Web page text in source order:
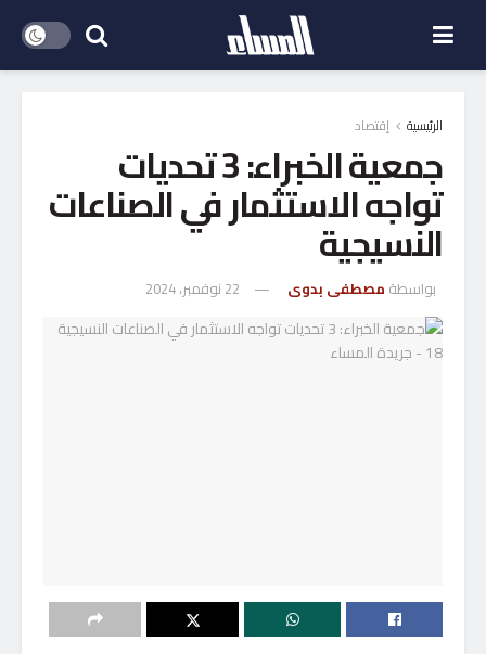
الرئيسية إقتصاد
جمعية الخبراء: 3 تحديات
تواجه الاستثمار في الصناعات
النسيجية
بواسطة مصطفى بدوى 22 نوفمبر، 2024